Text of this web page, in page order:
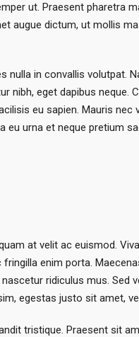
ut. Praesent pharetra
augue dictum, ut mollis
in convallis volutpat.
nibh, eget dapibus neque.
eu sapien. Mauris nec
urna et neque pretium
at velit ac euismod.
enim porta.
ridiculus mus. Sed
egestas justo sit amet,
tristique. Praesent sit